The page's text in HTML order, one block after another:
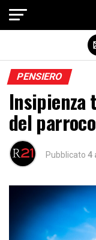
PENSIERO
del
Pubblicato 4